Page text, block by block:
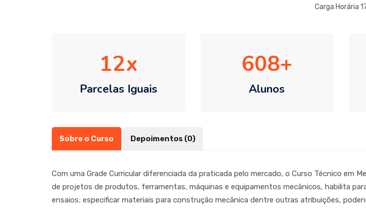
Carga Horária
12
Parcelas Iguais
608
Alunos
Sobre o Curso Depoimentos (0)
Com uma Grade Curricular diferenciada da praticada pelo mercado, o Curso Técnico em
de projetos de produtos, ferramentas, máquinas e equipamentos mecânicos, habilita
ensaios; especificar materiais para construção mecânica dentre outras atribuições,